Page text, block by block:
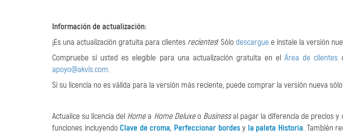
Información de actualización:
¡Es una actualización gratuita para clientes recientes! Sólo descargue e instale la versión
Compruebe si usted es elegible para una actualización gratuita en elÁrea de clientes
apoyo@akvis.com.
Si su licencia no es válida para la versión más reciente, puede comprar la versión nueva
Actualice su licencia del Homea Home Deluxeo Businessal pagar la diferencia de precios y
funciones incluyendoClave de croma, Perfeccionar bordesy la paleta Historia. También